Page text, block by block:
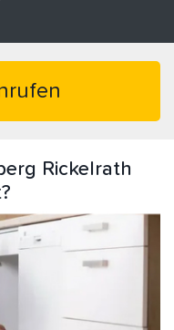
Rickelrath